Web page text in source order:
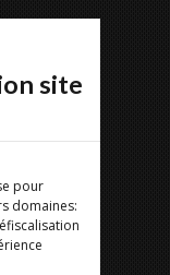
site
pour
domaines: